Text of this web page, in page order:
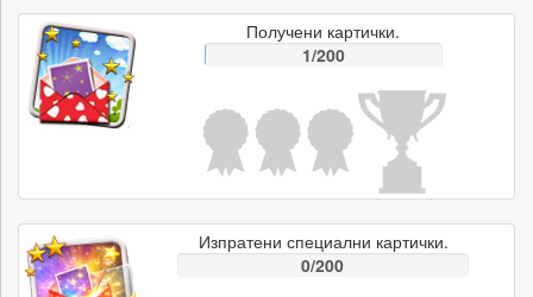
Получени картички.
1/200
Изпратени специални картички.
0/200